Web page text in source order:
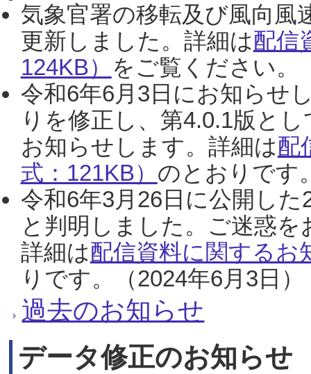
気象官署の移転及び風向風
更新しました。詳細は配信
124KB） をご覧ください。
令和6年6月3日にお知らせ
りを修正し、第4.0.1版と
お知らせします。詳細は配
式：121KB） のとおりです
令和6年3月26日に公開し
と判明しました。ご迷惑
詳細は配信資料に関するお
りです。（2024年6月3日）
過去のお知らせ
データ修正のお知らせ